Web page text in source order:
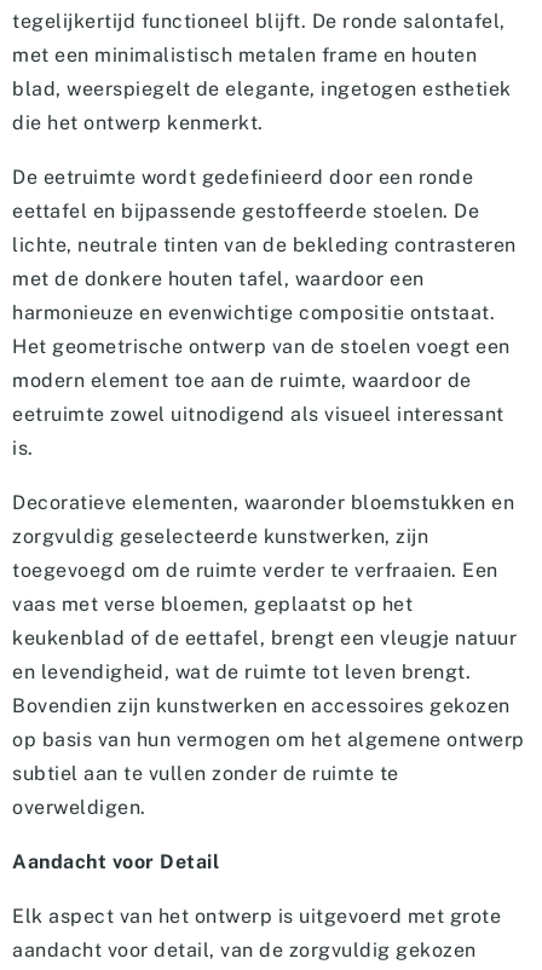
tegelijkertijd functioneel blijft. De ronde salontafel,
met een minimalistisch metalen frame en houten
blad, weerspiegelt de elegante, ingetogen esthetiek
die het ontwerp kenmerkt.
De eetruimte wordt gedefinieerd door een ronde
eettafel en bijpassende gestoffeerde stoelen. De
lichte, neutrale tinten van de bekleding contrasteren
met de donkere houten tafel, waardoor een
harmonieuze en evenwichtige compositie ontstaat.
Het geometrische ontwerp van de stoelen voegt een
modern element toe aan de ruimte, waardoor de
eetruimte zowel uitnodigend als visueel interessant
is.
Decoratieve elementen, waaronder bloemstukken en
zorgvuldig geselecteerde kunstwerken, zijn
toegevoegd om de ruimte verder te verfraaien. Een
vaas met verse bloemen, geplaatst op het
keukenblad of de eettafel, brengt een vleugje natuur
en levendigheid, wat de ruimte tot leven brengt.
Bovendien zijn kunstwerken en accessoires gekozen
op basis van hun vermogen om het algemene ontwerp
subtiel aan te vullen zonder de ruimte te
overweldigen.
Aandacht voor Detail
Elk aspect van het ontwerp is uitgevoerd met grote
aandacht voor detail, van de zorgvuldig gekozen